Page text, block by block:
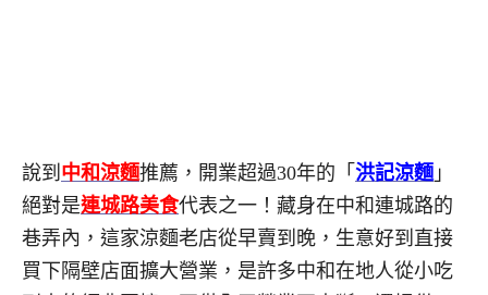
說到 中和涼麵推薦，開業超過30年的「 洪記涼麵」
絕對是連城路美食代表之一！藏身在中和連城路的
巷弄內，這家涼麵老店從早賣到晚，生意好到直接
買下隔壁店面擴大營業，是許多中和在地人從小吃